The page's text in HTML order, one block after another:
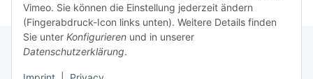
Vimeo. Sie können die Einstellung jederzeit ändern
(Fingerabdruck-Icon links unten). Weitere Details finden
Sie unter Konfigurieren und in unserer
Datenschutzerklärung.